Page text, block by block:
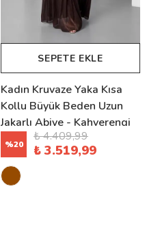
SEPETE EKLE
Kadın Kruvaze Yaka Kısa
Kollu Büyük Beden Uzun
Jakarlı Abiye - Kahverengi
%20
₺ 4.409,99
₺ 3.519,99